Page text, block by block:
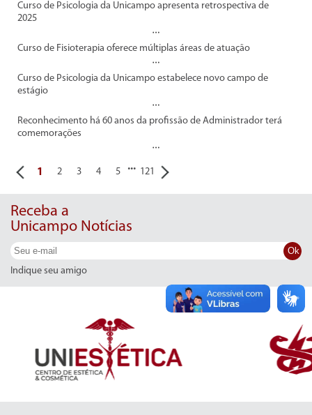
Curso de Psicologia da Unicampo apresenta retrospectiva de
2025
Curso de Fisioterapia oferece múltiplas áreas de atuação
Curso de Psicologia da Unicampo estabelece novo campo de
estágio
Reconhecimento há 60 anos da profissão de Administrador terá
comemorações
1 2 3 4 5 ... 121
Receba a
Unicampo Notícias
Ok
Indique seu amigo